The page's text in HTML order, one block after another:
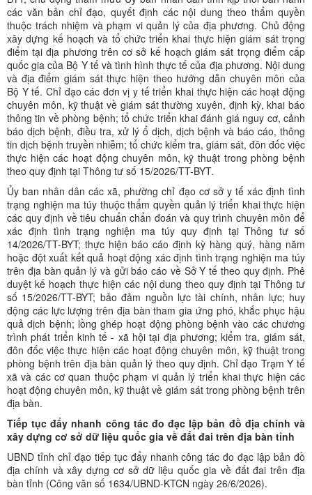
các văn bản chỉ đạo, quyết định các nội dung theo thẩm quyền
thuộc trách nhiệm và phạm vi quản lý của địa phương. Chủ động
xây dựng kế hoạch và tổ chức triển khai thực hiện giám sát trọng
điểm tại địa phương trên cơ sở kế hoạch giám sát trọng điểm cấp
quốc gia của Bộ Y tế và tình hình thực tế của địa phương. Nội dung
và địa điểm giám sát thực hiện theo hướng dẫn chuyên môn của
Bộ Y tế. Chỉ đạo các đơn vị y tế triển khai thực hiện các hoạt động
chuyên môn, kỹ thuật về giám sát thường xuyên, định kỳ, khai báo
thông tin về phòng bệnh; tổ chức triển khai đánh giá nguy cơ, cảnh
báo dịch bệnh, điều tra, xử lý ổ dịch, dịch bệnh và báo cáo, thông
tin dịch bệnh truyền nhiễm; tổ chức kiểm tra, giám sát, đôn đốc việc
thực hiện các hoạt động chuyên môn, kỹ thuật trong phòng bệnh
theo quy định tại Thông tư số 15/2026/TT-BYT.
Ủy ban nhân dân các xã, phường chỉ đạo cơ sở y tế xác định tình
trạng nghiện ma túy thuộc thẩm quyền quản lý triển khai thực hiện
các quy định về tiêu chuẩn chẩn đoán và quy trình chuyên môn để
xác định tình trạng nghiện ma túy quy định tại Thông tư số
14/2026/TT-BYT; thực hiện báo cáo định kỳ hàng quý, hàng năm
hoặc đột xuất kết quả hoạt động xác định tình trạng nghiện ma túy
trên địa bàn quản lý và gửi báo cáo về Sở Y tế theo quy định. Phê
duyệt kế hoạch thực hiện các nội dung theo quy định tại Thông tư
số 15/2026/TT-BYT; bảo đảm nguồn lực tài chính, nhân lực; huy
động các lực lượng trên địa bàn tham gia ứng phó, khắc phục hậu
quả dịch bệnh; lồng ghép hoạt động phòng bệnh vào các chương
trình phát triển kinh tế - xã hội tại địa phương; kiểm tra, giám sát,
đôn đốc việc thực hiện các hoạt động chuyên môn, kỹ thuật trong
phòng bệnh trên địa bàn quản lý theo quy định. Chỉ đạo Trạm Y tế
xã và các cơ quan thuộc phạm vi quản lý triển khai thực hiện các
hoạt động chuyên môn, kỹ thuật về giám sát trong phòng bệnh trên
địa bàn.
Tiếp tục đẩy nhanh công tác đo đạc lập bản đồ địa chính và
xây dựng cơ sở dữ liệu quốc gia về đất đai trên địa bàn tỉnh
UBND tỉnh chỉ đạo tiếp tục đẩy nhanh công tác đo đạc lập bản đồ
địa chính và xây dựng cơ sở dữ liệu quốc gia về đất đai trên địa
bàn tỉnh (Công văn số 1634/UBND-KTCN ngày 26/6/2026).